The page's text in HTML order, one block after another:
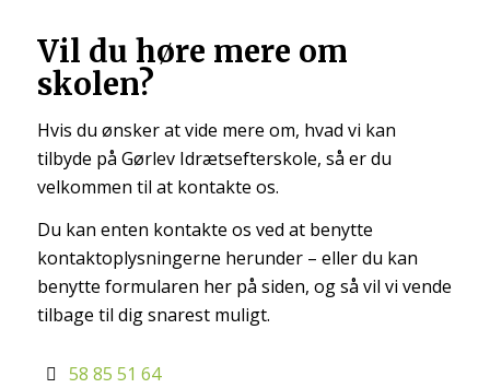
Vil du høre mere om
skolen?
Hvis du ønsker at vide mere om, hvad vi kan
tilbyde på Gørlev Idrætsefterskole, så er du
velkommen til at kontakte os.
Du kan enten kontakte os ved at benytte
kontaktoplysningerne herunder – eller du kan
benytte formularen her på siden, og så vil vi vende
tilbage til dig snarest muligt.
58 85 51 64